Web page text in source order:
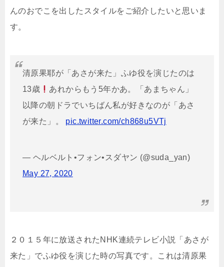
んのおでこを出したスタイルをご紹介したいと思いま
す。
清原果耶が「あさが来た」ふゆ役を演じたのは
13歳
あれからもう5年かあ。「あまちゃん」
以降の朝ドラでいちばん私が好きなのが「あさ
が来た」。 pic.twitter.com/ch868u5VTj
— ヘルベルト•フォン•スダヤン (@suda_yan)
May 27, 2020
２０１５年に放送されたNHK連続テレビ小説「あさが
来た」でふゆ役を演じた時の写真です。これは清原果